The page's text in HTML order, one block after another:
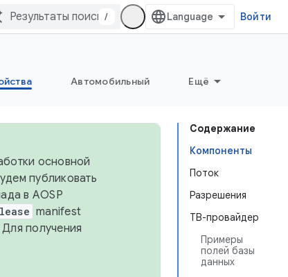
/ Войти
Автомобильный Ещё
Содержание
Компоненты
Поток
Разрешения
ТВ-провайдер
Примеры
полей базы
данных
основной
публиковать
в AOSP
manifest
получения